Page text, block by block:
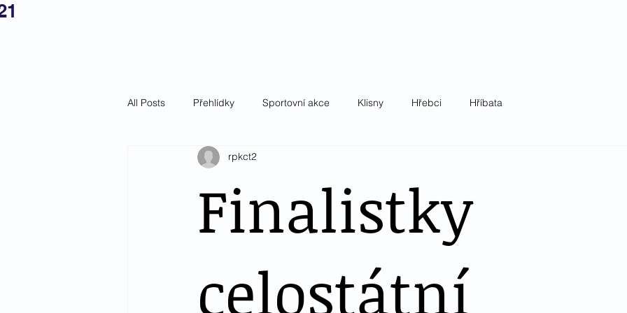
All Posts Přehlídky Sportovní akce Klisny Hřebci Hříbata
Finalistky
celostátní
rpkct2